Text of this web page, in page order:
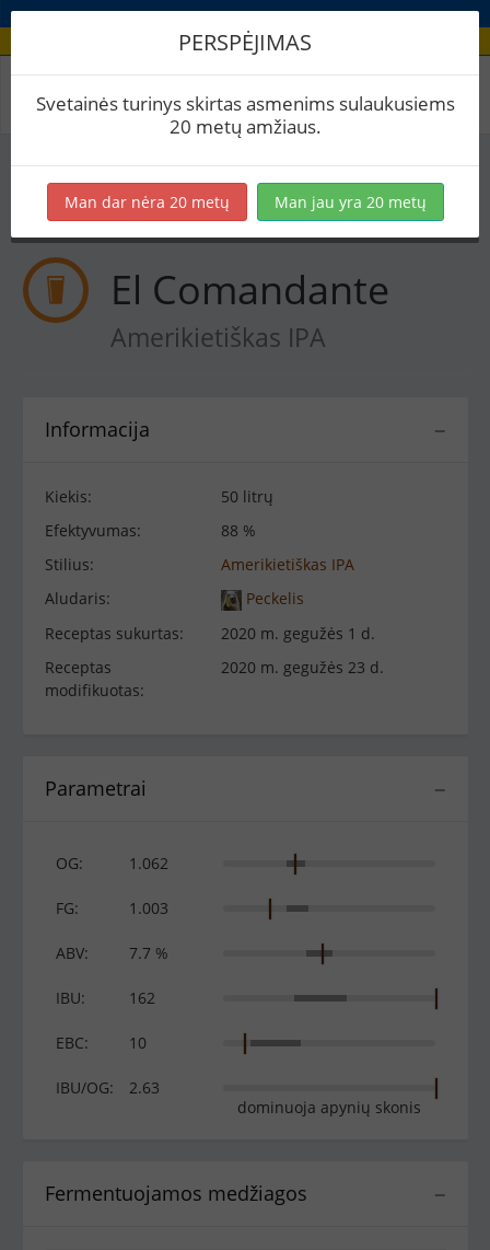
Receptas / El Comandante
Virimai (1)
BeerXML
El Comandante
Amerikietiškas IPA
−
Informacija
Kiekis:
50 litrų
Efektyvumas:
88 %
Stilius:
Amerikietiškas IPA
Aludaris:
Peckelis
Receptas sukurtas:
2020 m. gegužės 1 d.
Receptas
modifikuotas:
2020 m. gegužės 23 d.
−
Parametrai
OG: 1.062
FG: 1.003
ABV: 7.7 %
IBU: 162
EBC: 10
IBU/OG:
2.63
dominuoja apynių skonis
−
Fermentuojamos medžiagos
PERSPĖJIMAS
Svetainės turinys skirtas asmenims sulaukusiems
20 metų amžiaus.
Man dar nėra 20 metų Man jau yra 20 metų